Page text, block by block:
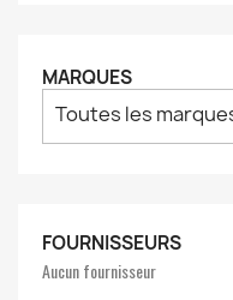
MARQUES
Toutes les
FOURNISSEURS
Aucun fournisseur